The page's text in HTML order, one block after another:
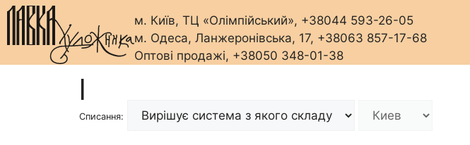
м. Київ, ТЦ «Олімпійський», +38044 593-26-05
м. Одеса, Ланжеронівська, 17, +38063 857-17-68
Оптові продажі, +38050 348-01-38
Списання: